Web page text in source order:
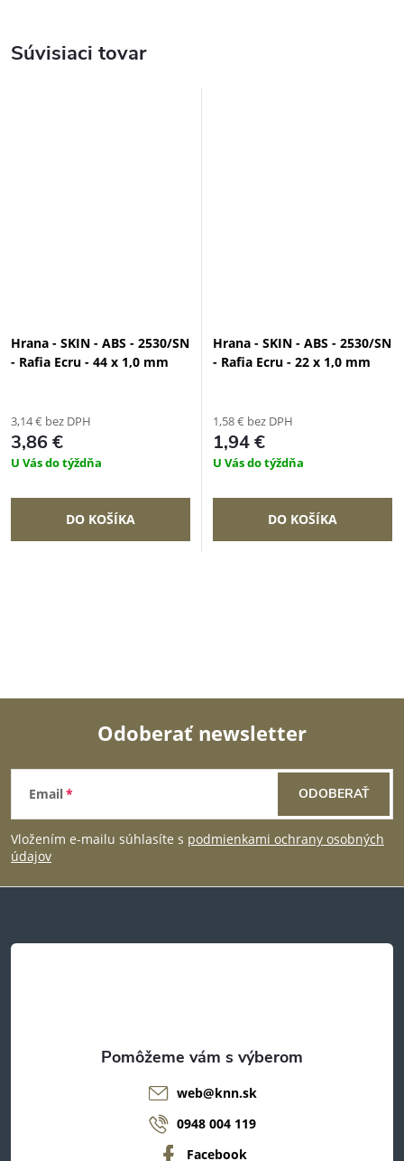
Súvisiaci tovar
Hrana - SKIN - ABS - 2530/SN
- Rafia Ecru - 44 x 1,0 mm
3,14 € bez DPH
3,86 €
U Vás do týždňa
DO KOŠÍKA
Hrana - SKIN - ABS - 2530/SN
- Rafia Ecru - 22 x 1,0 mm
1,58 € bez DPH
1,94 €
U Vás do týždňa
DO KOŠÍKA
Z
á
p
t
Odoberať newsletter
Email
Vložením e-mailu súhlasíte s podmienkami ochrany osobných
údajov
ODOBERAŤ
web@knn.sk
0948 004 119
Facebook